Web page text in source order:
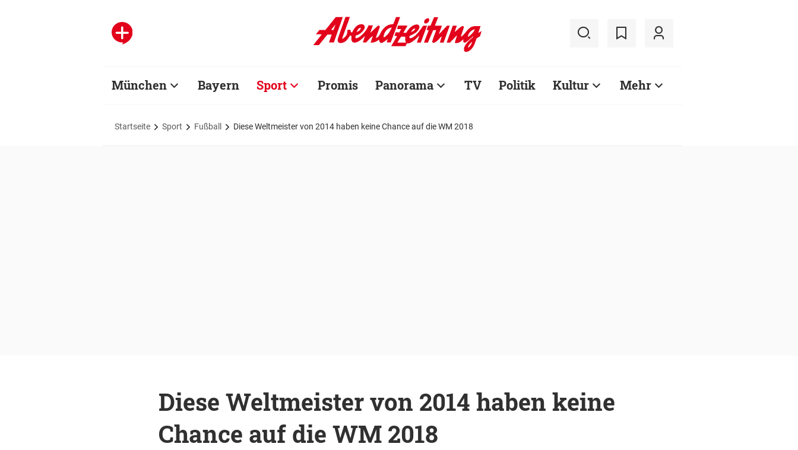
München Bayern Sport Promis Panorama TV Politik Kultur Mehr
Startseite Sport Fußball Diese Weltmeister von 2014 haben keine Chance auf die WM 2018
Diese Weltmeister von 2014 haben keine
Chance auf die WM 2018